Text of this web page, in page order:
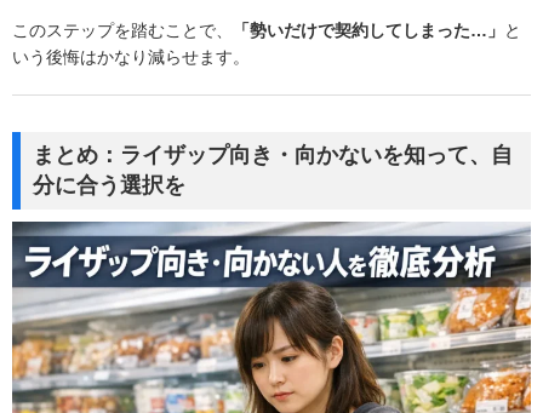
このステップを踏むことで、 「勢いだけで契約してしまった…」 と
いう後悔はかなり減らせます。
まとめ：ライザップ向き・向かないを知って、自
分に合う選択を